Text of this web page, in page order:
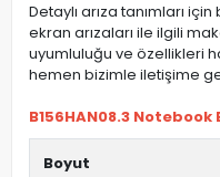
Detaylı arıza tanımları
ekran arızaları ile ilgili
uyumluluğu ve özellikleri
hemen bizimle iletişime
B156HAN08.3
Boyut